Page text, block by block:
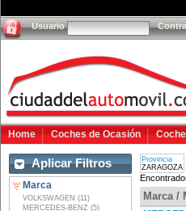
Usuario
Home Coches de Ocasión
Aplicar Filtros
Marca
VOLKSWAGEN (11)
MERCEDES-BENZ (5)
Provincia
ZARAGOZA
Marca /